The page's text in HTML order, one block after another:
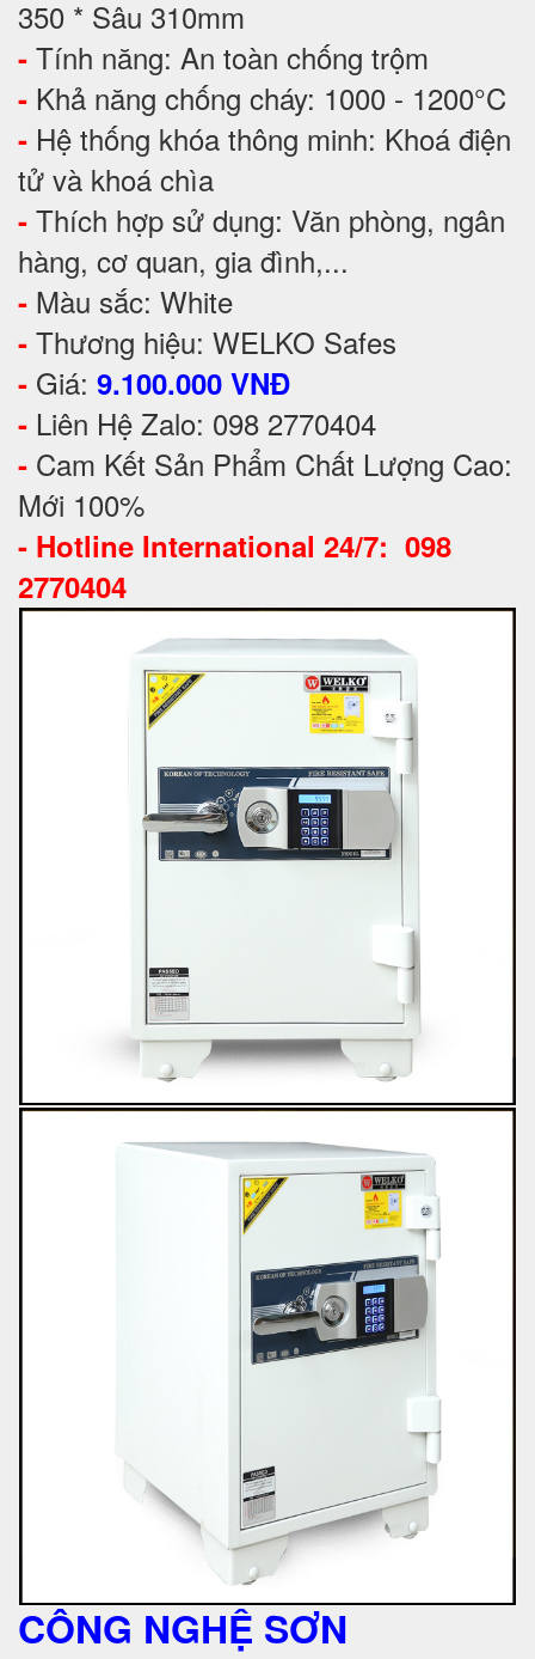
350 * Sâu 310mm
- Tính năng: An toàn chống trộm
- Khả năng chống cháy: 1000 - 1200°C
- Hệ thống khóa thông minh: Khoá điện
tử và khoá chìa
- Thích hợp sử dụng: Văn phòng, ngân
hàng, cơ quan, gia đình,...
- Màu sắc: White
- Thương hiệu: WELKO Safes
- Giá: 9.100.000 VNĐ
- Liên Hệ Zalo: 098 2770404
- Cam Kết Sản Phẩm Chất Lượng Cao:
Mới 100%
- Hotline International 24/7: 098
2770404
CÔNG NGHỆ SƠN